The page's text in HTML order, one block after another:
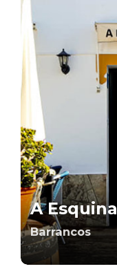
A Esquina
Barrancos